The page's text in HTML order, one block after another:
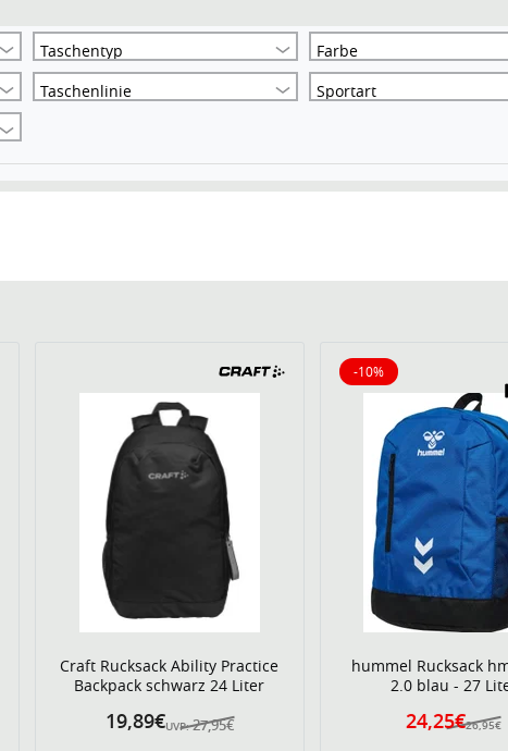
Taschentyp
Farbe
Taschenlinie
Sportart
Craft Rucksack Ability Practice
Backpack schwarz 24 Liter
UVP: 27,95€
19,89€
hummel Rucksack
2.0 blau - 27
26,95€
24,25€
-10%
10% reduziert